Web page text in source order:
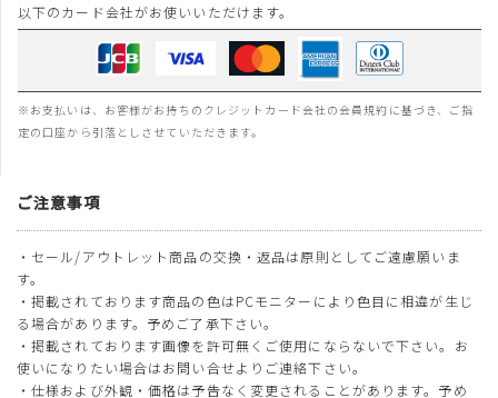
以下のカード会社がお使いいただけます。
※お支払いは、お客様がお持ちのクレジットカード会社の会員規約に基づき、ご指
定の口座から引落としさせていただきます。
ご注意事項
・セール/アウトレット商品の交換・返品は原則としてご遠慮願いま
す。
・掲載されております商品の色はPCモニターにより色目に相違が生じ
る場合があります。予めご了承下さい。
・掲載されております画像を許可無くご使用にならないで下さい。お
使いになりたい場合はお問い合せよりご連絡下さい。
・仕様および外観・価格は予告なく変更されることがあります。予め